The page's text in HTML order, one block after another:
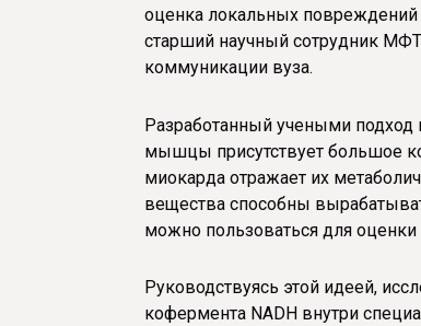
оценка локальных повреждений
старший научный сотрудник
коммуникации вуза.
Разработанный учеными подход
мышцы присутствует большое
миокарда отражает их
вещества способны
можно пользоваться для оценки
Руководствуясь этой идеей,
кофермента NADH внутри